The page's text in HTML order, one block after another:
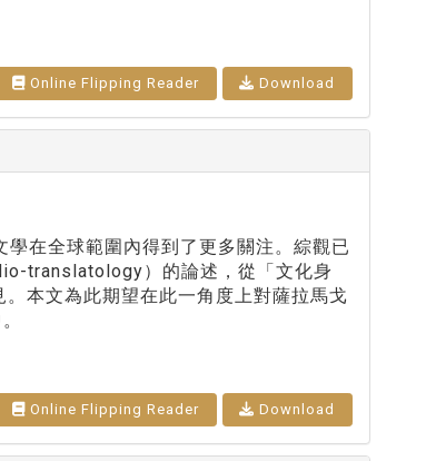
Online Flipping Reader Download
在全球範圍內得到了更多關注。綜觀已
translatology）的論述，從「文化身
本文為此期望在此一角度上對薩拉馬戈
Online Flipping Reader Download